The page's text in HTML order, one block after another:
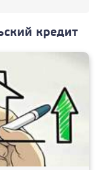
кредит